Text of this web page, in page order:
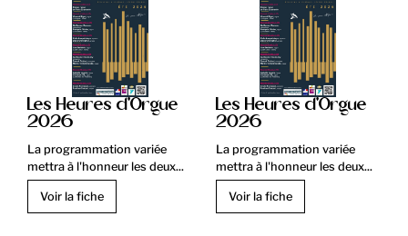
Les Heures d'Orgue
2026
La programmation variée
mettra à l'honneur les deux...
Voir la fiche
Les Heures d'Orgue
2026
La programmation variée
mettra à l'honneur les deux...
Voir la fiche